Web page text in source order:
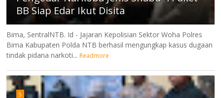
BB Siap Edar Ikut Disita
Bima, SentralNTB. Id - Jajaran Kepolisian Sektor Woha Polres
Bima Kabupaten Polda NTB berhasil mengungkap kasus dugaan
tindak pidana narkoti... Readmore
5